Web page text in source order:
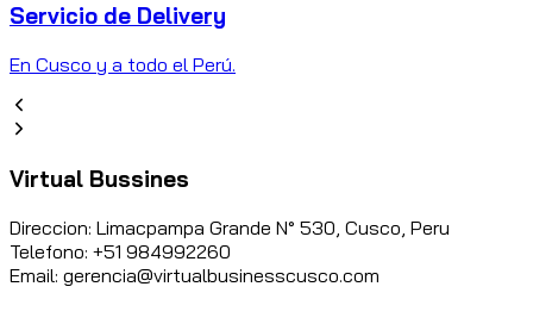
Servicio de Delivery
En Cusco y a todo el Perú.
Virtual Bussines
Direccion: Limacpampa Grande N° 530, Cusco, Peru
Telefono: +51 984992260
Email: gerencia@virtualbusinesscusco.com